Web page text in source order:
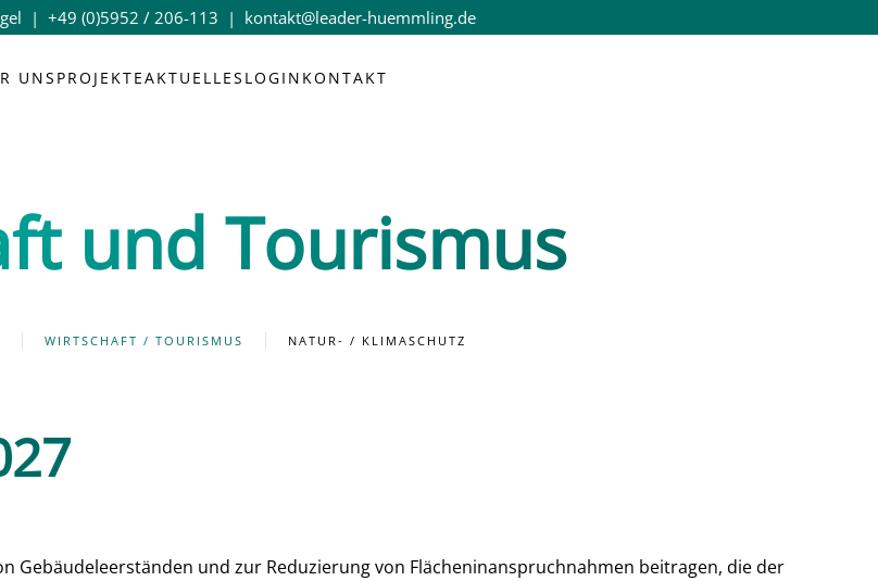
| +49 (0)5952 / 206-113 | kontakt@leader-huemmling.de
UNS PROJEKTEAKTUELLES LOGIN KONTAKT
und Tourismus
WIRTSCHAFT / TOURISMUS NATUR- / KLIMASCHUTZ
Gebäudeleerständen und zur Reduzierung von Flächeninanspruchnahmen beitragen, die der